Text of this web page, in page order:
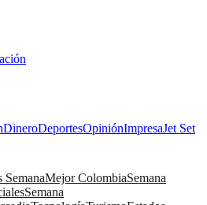
DineroDeportesOpiniónImpresaJet Set
SemanaMejor ColombiaSemana
Semana